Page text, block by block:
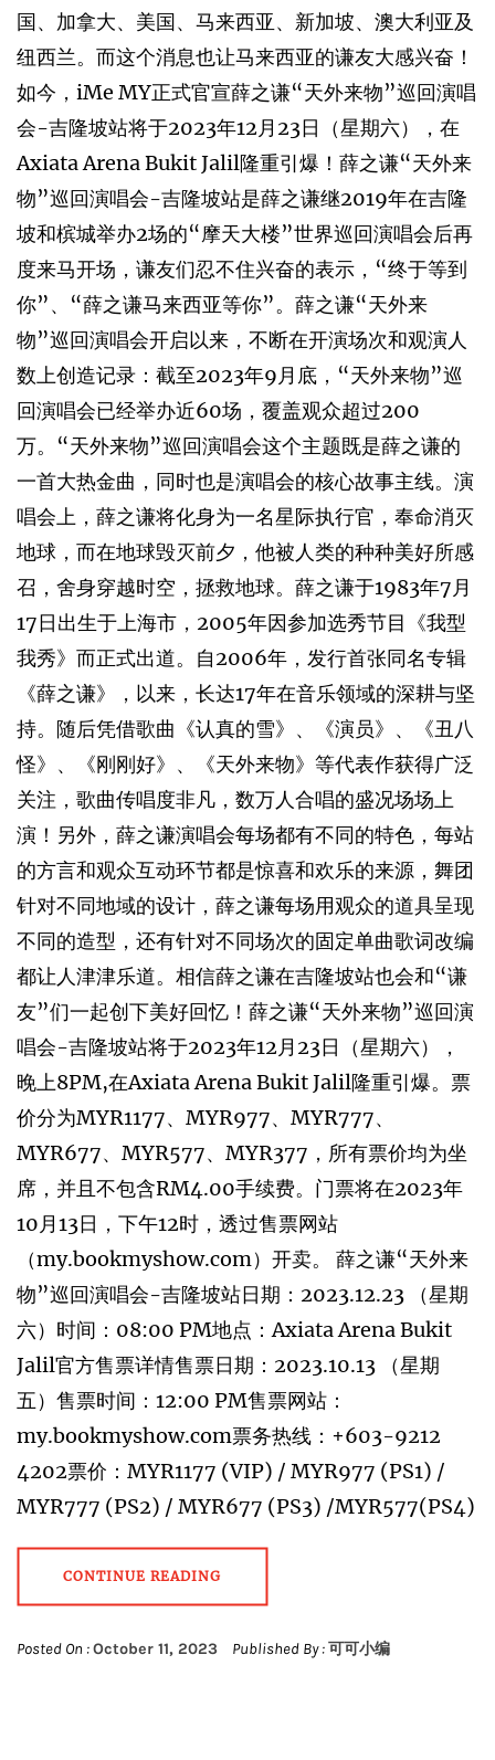
国、加拿大、美国、马来西亚、新加坡、澳大利亚及
纽西兰。而这个消息也让马来西亚的谦友大感兴奋！
如今，iMe MY正式官宣薛之谦“天外来物”巡回演唱
会-吉隆坡站将于2023年12月23日（星期六），在
Axiata Arena Bukit Jalil隆重引爆！薛之谦“天外来
物”巡回演唱会-吉隆坡站是薛之谦继2019年在吉隆
坡和槟城举办2场的“摩天大楼”世界巡回演唱会后再
度来马开场，谦友们忍不住兴奋的表示，“终于等到
你”、“薛之谦马来西亚等你”。薛之谦“天外来
物”巡回演唱会开启以来，不断在开演场次和观演人
数上创造记录：截至2023年9月底，“天外来物”巡
回演唱会已经举办近60场，覆盖观众超过200
万。“天外来物”巡回演唱会这个主题既是薛之谦的
一首大热金曲，同时也是演唱会的核心故事主线。演
唱会上，薛之谦将化身为一名星际执行官，奉命消灭
地球，而在地球毁灭前夕，他被人类的种种美好所感
召，舍身穿越时空，拯救地球。薛之谦于1983年7月
17日出生于上海市，2005年因参加选秀节目《我型
我秀》而正式出道。自2006年，发行首张同名专辑
《薛之谦》，以来，长达17年在音乐领域的深耕与坚
持。随后凭借歌曲《认真的雪》、《演员》、《丑八
怪》、《刚刚好》、《天外来物》等代表作获得广泛
关注，歌曲传唱度非凡，数万人合唱的盛况场场上
演！另外，薛之谦演唱会每场都有不同的特色，每站
的方言和观众互动环节都是惊喜和欢乐的来源，舞团
针对不同地域的设计，薛之谦每场用观众的道具呈现
不同的造型，还有针对不同场次的固定单曲歌词改编
都让人津津乐道。相信薛之谦在吉隆坡站也会和“谦
友”们一起创下美好回忆！薛之谦“天外来物”巡回演
唱会-吉隆坡站将于2023年12月23日（星期六），
晚上8PM,在Axiata Arena Bukit Jalil隆重引爆。票
价分为MYR1177、MYR977、MYR777、
MYR677、MYR577、MYR377，所有票价均为坐
席，并且不包含RM4.00手续费。门票将在2023年
10月13日，下午12时，透过售票网站
（my.bookmyshow.com）开卖。 薛之谦“天外来
物”巡回演唱会-吉隆坡站日期：2023.12.23 （星期
六）时间：08:00 PM地点：Axiata Arena Bukit
Jalil官方售票详情售票日期：2023.10.13 （星期
五）售票时间：12:00 PM售票网站：
my.bookmyshow.com票务热线：+603-9212
4202票价：MYR1177 (VIP) / MYR977 (PS1) /
MYR777 (PS2) / MYR677 (PS3) /MYR577(PS4)
CONTINUE READING
Posted On :October 11, 2023 Published By :可可小编